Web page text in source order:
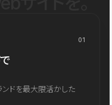
01
ドを最大限活かした